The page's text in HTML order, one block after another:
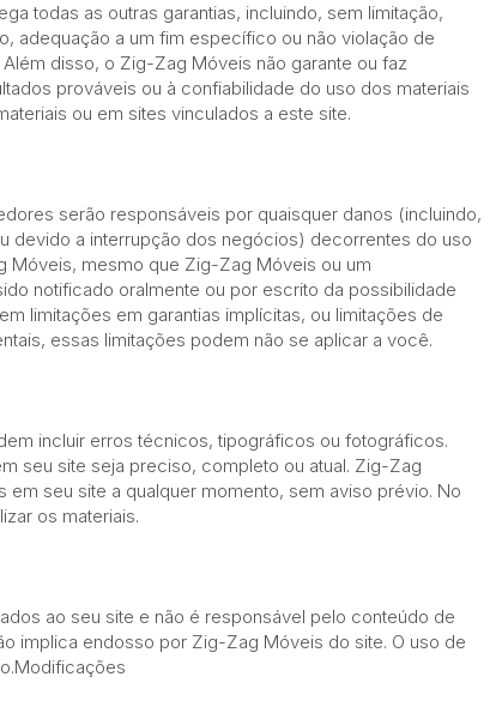
todas as outras garantias, incluindo, sem limitação,
adequação a um fim específico ou não violação de
disso, o Zig-Zag Móveis não garante ou faz
prováveis ​​ou à confiabilidade do uso dos materiais
ou em sites vinculados a este site.
serão responsáveis ​​por quaisquer danos (incluindo,
devido a interrupção dos negócios) decorrentes do uso
Móveis, mesmo que Zig-Zag Móveis ou um
notificado oralmente ou por escrito da possibilidade
limitações em garantias implícitas, ou limitações de
essas limitações podem não se aplicar a você.
incluir erros técnicos, tipográficos ou fotográficos.
seu site seja preciso, completo ou atual. Zig-Zag
seu site a qualquer momento, sem aviso prévio. No
os materiais.
ao seu site e não é responsável pelo conteúdo de
implica endosso por Zig-Zag Móveis do site. O uso de